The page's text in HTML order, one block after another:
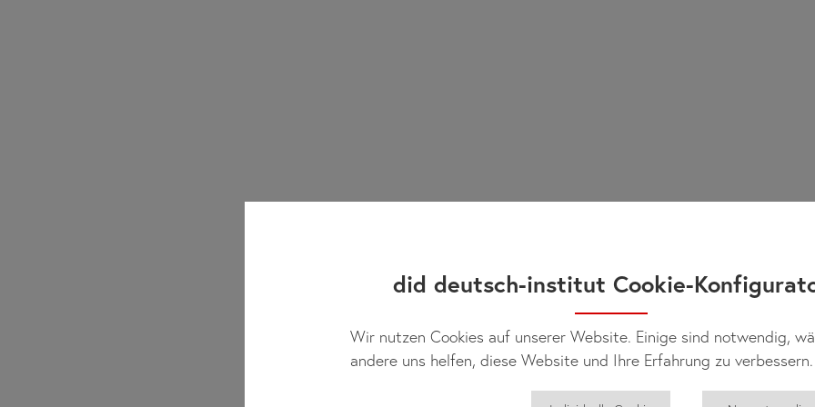
did deutsch-institut Cookie-
Wir nutzen Cookies auf unserer Website. Einige sind notwendig,
andere uns helfen, diese Website und Ihre Erfahrung zu verbessern.